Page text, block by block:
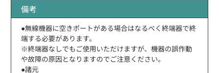
備考
●無線機器に空きポートがある場合はなるべく終端器で終
端する必要があります。
※終端器なしでもご使用いただけますが、機器の誤作動
や故障の原因となりますのでご注意ください。
●諸元